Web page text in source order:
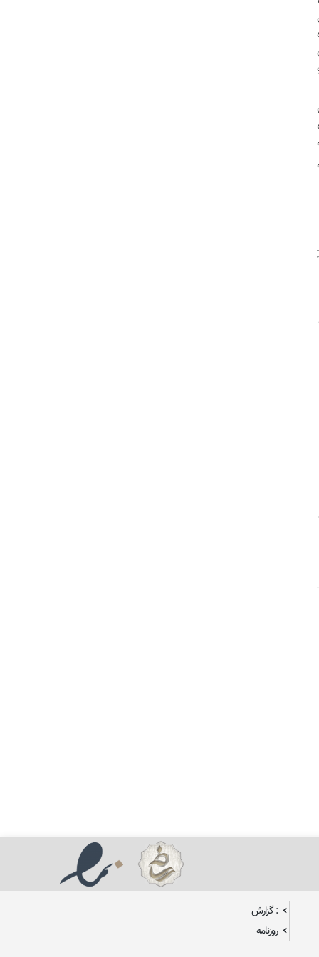
: گزارش
روزنامه